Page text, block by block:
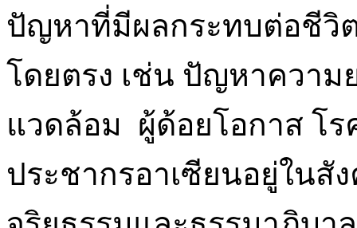
ปัญหาที่มีผลกระทบต่อชีวิ
โดยตรง เช่น ปัญหาความ
แวดล้อม ผู้ด้อยโอกาส โ
ประชากรอาเซียนอยู่ในสั